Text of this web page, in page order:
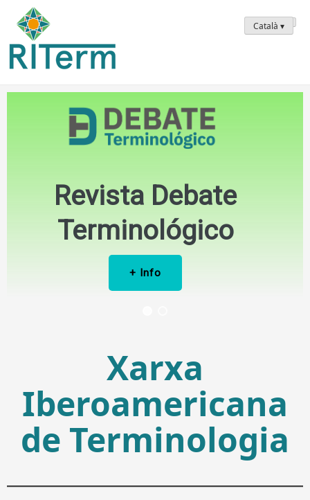
Saltar
contenido
RITerm
Revista Debate
Terminológico
+ Info
Xarxa
Iberoamericana
de Terminologia
Català ▾